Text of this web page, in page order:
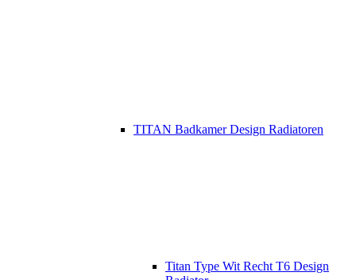
TITAN Badkamer Design Radiatoren
Titan Type Wit Recht T6 Design